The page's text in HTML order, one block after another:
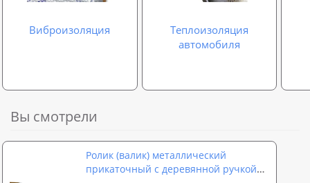
Виброизоляция
Теплоизоляция
автомобиля
Вы смотрели
Ролик (валик) металлический
прикаточный с деревянной ручкой